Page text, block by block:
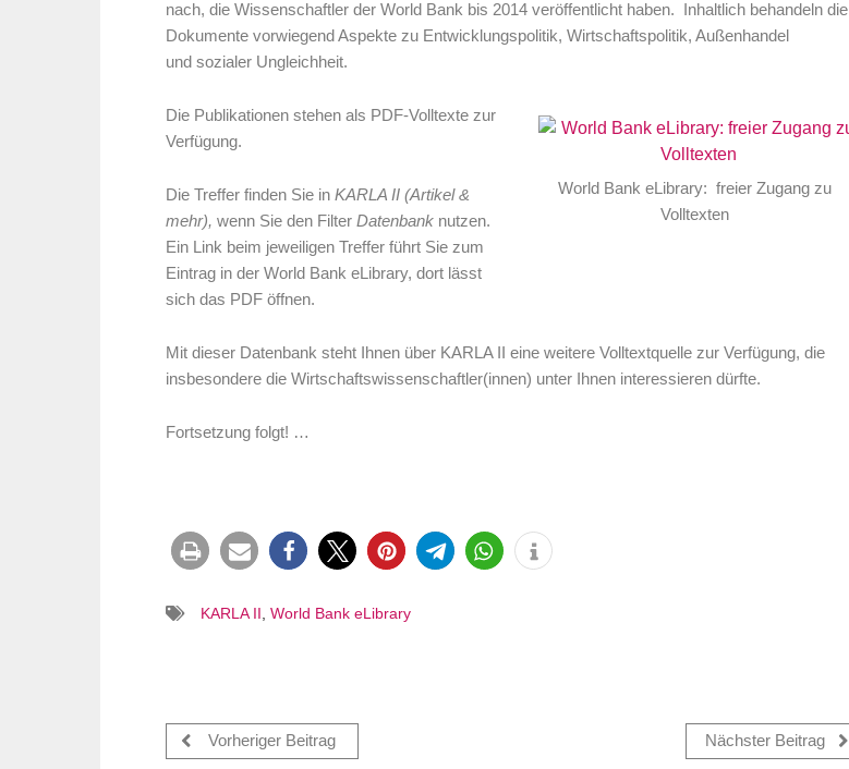
nach, die Wissenschaftler der World Bank bis 2014 veröffentlicht haben. Inhaltlich behandeln die
Dokumente vorwiegend Aspekte zu Entwicklungspolitik, Wirtschaftspolitik, Außenhandel
und sozialer Ungleichheit.
World Bank eLibrary: freier Zugang zu
Volltexten
Die Publikationen stehen als PDF-Volltexte zur
Verfügung.
Die Treffer finden Sie in KARLA II (Artikel &
mehr), wenn Sie den Filter Datenbank nutzen.
Ein Link beim jeweiligen Treffer führt Sie zum
Eintrag in der World Bank eLibrary, dort lässt
sich das PDF öffnen.
Mit dieser Datenbank steht Ihnen über KARLA II eine weitere Volltextquelle zur Verfügung, die
insbesondere die Wirtschaftswissenschaftler(innen) unter Ihnen interessieren dürfte.
Fortsetzung folgt! …
KARLA II , World Bank eLibrary
Vorheriger Beitrag Nächster Beitrag